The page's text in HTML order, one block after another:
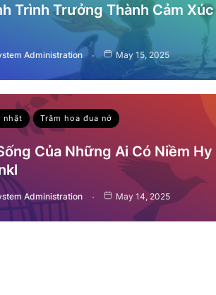
Trình Trưởng Thành Cảm
Administration May 15, 2025
nhặt Trăm hoa đua nở
Của Những Ai Có Niềm
Administration May 14, 2025